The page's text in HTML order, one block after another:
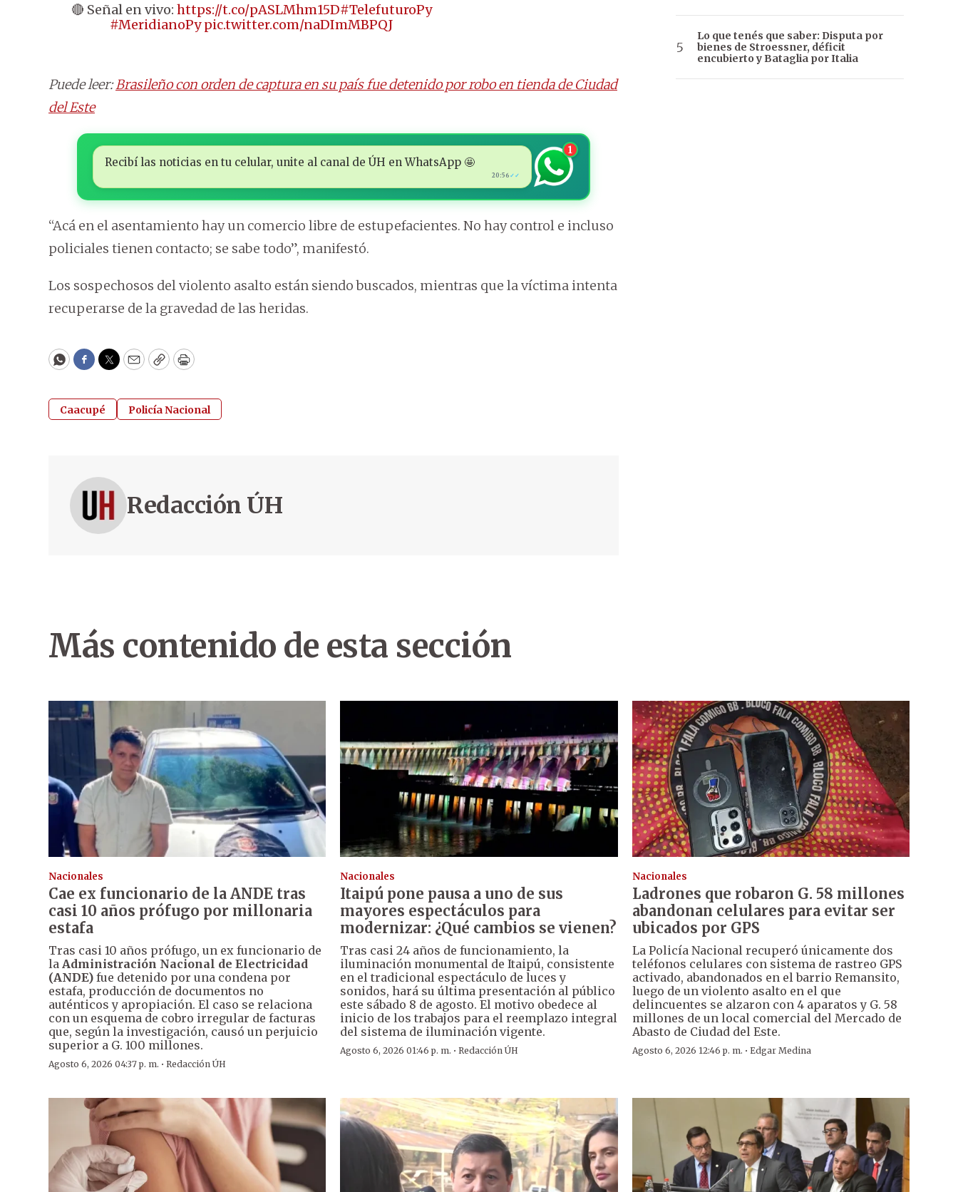
🔴 Señal en vivo: https://t.co/pASLMhm15D#TelefuturoPy
#MeridianoPy pic.twitter.com/naDImMBPQJ
Puede leer:Brasileño con orden de captura en su país fue detenido por robo en tienda de Ciudad
del Este
Recibí las noticias en tu celular, unite al canal de ÚH en WhatsApp 🤩
20:56 ✓✓
1
“Acá en el asentamiento hay un comercio libre de estupefacientes. No hay control e incluso
policiales tienen contacto; se sabe todo”, manifestó.
Los sospechosos del violento asalto están siendo buscados, mientras que la víctima intenta
recuperarse de la gravedad de las heridas.
WhatsApp
Facebook
Twitter
EmailCopyPrint
Caacupé Policía Nacional
Redacción ÚH
Lo que tenés que saber: Disputa por
bienes de Stroessner, déficit
encubierto y Bataglia por Italia
Más contenido de esta sección
Nacionales
Cae ex funcionario de la ANDE tras
casi 10 años prófugo por millonaria
estafa
Tras casi 10 años prófugo, un ex funcionario de
la Administración Nacional de Electricidad
(ANDE) fue detenido por una condena por
estafa, producción de documentos no
auténticos y apropiación. El caso se relaciona
con un esquema de cobro irregular de facturas
que, según la investigación, causó un perjuicio
superior a G. 100 millones.
Agosto 6, 2026 04:37 p. m. · Redacción ÚH
Nacionales
Itaipú pone pausa a uno de sus
mayores espectáculos para
modernizar: ¿Qué cambios se vienen?
Tras casi 24 años de funcionamiento, la
iluminación monumental de Itaipú, consistente
en el tradicional espectáculo de luces y
sonidos, hará su última presentación al público
este sábado 8 de agosto. El motivo obedece al
inicio de los trabajos para el reemplazo integral
del sistema de iluminación vigente.
Agosto 6, 2026 01:46 p. m. ·Redacción ÚH
Nacionales
Ladrones que robaron G. 58 millones
abandonan celulares para evitar ser
ubicados por GPS
La Policía Nacional recuperó únicamente dos
teléfonos celulares con sistema de rastreo GPS
activado, abandonados en el barrio Remansito,
luego de un violento asalto en el que
delincuentes se alzaron con 4 aparatos y G. 58
millones de un local comercial del Mercado de
Abasto de Ciudad del Este.
Agosto 6, 2026 12:46 p. m. · Edgar Medina